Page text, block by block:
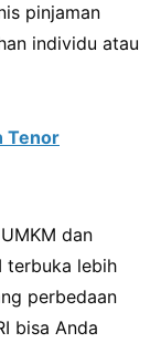
pinjaman
individu atau
Tenor
dan
terbuka lebih
perbedaan
bisa Anda